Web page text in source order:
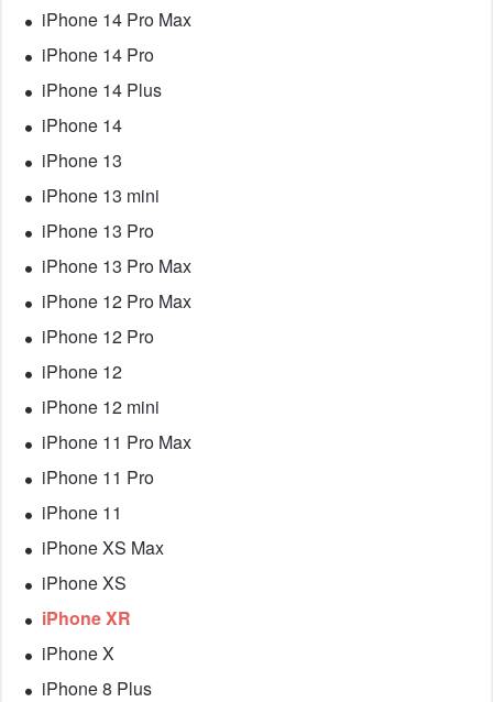
iPhone 14 Pro Max
iPhone 14 Pro
iPhone 14 Plus
iPhone 14
iPhone 13
iPhone 13 mini
iPhone 13 Pro
iPhone 13 Pro Max
iPhone 12 Pro Max
iPhone 12 Pro
iPhone 12
iPhone 12 mini
iPhone 11 Pro Max
iPhone 11 Pro
iPhone 11
iPhone XS Max
iPhone XS
iPhone XR
iPhone X
iPhone 8 Plus